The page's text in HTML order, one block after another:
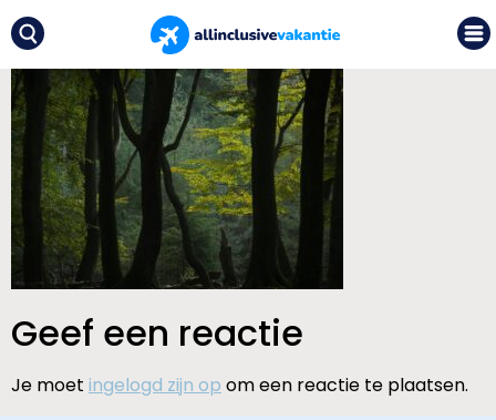
Geef een reactie
Je moet ingelogd zijn op om een reactie te plaatsen.